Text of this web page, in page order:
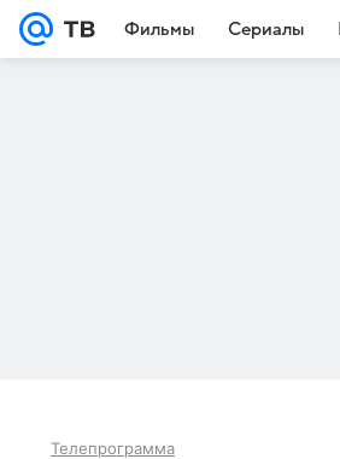
Фильмы Сериалы
Телепрограмма